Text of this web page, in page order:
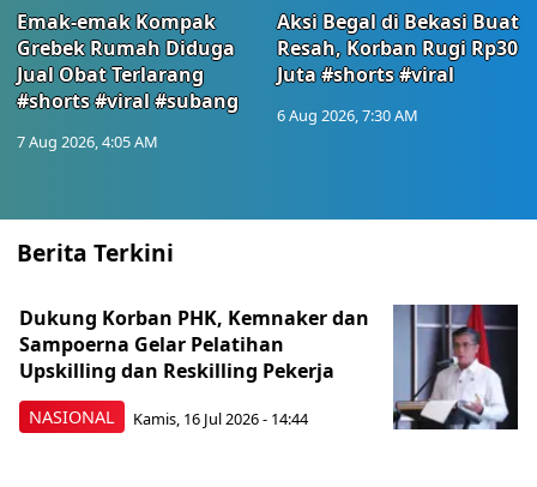
Emak-emak Kompak
Grebek Rumah Diduga
Jual Obat Terlarang
#shorts #viral #subang
7 Aug 2026, 4:05 AM
Aksi Begal di Bekasi Buat
Resah, Korban Rugi Rp30
Juta #shorts #viral
6 Aug 2026, 7:30 AM
Berita Terkini
NASIONAL
Dukung Korban PHK, Kemnaker dan
Sampoerna Gelar Pelatihan
Upskilling dan Reskilling Pekerja
Kamis, 16 Jul 2026 - 14:44